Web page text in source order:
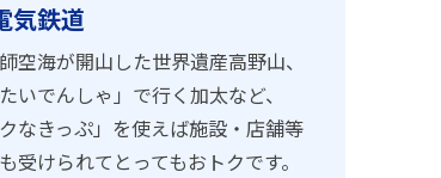
気鉄道
空海が開山した世界遺産高野山、
たいでんしゃ」で行く加太など、
クなきっぷ」を使えば施設・店舗等
受けられてとってもおトクです。